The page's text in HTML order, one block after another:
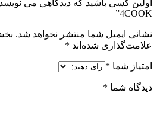
اولین کسی باشید که دیدگاهی می
4COOK”
نشانی ایمیل شما منتشر نخواهد شد.
علامت‌گذاری شده‌اند *
امتیاز شما *
دیدگاه شما *